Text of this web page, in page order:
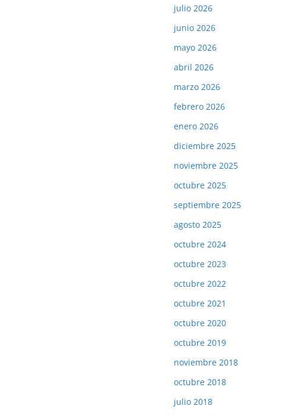
julio 2026
junio 2026
mayo 2026
abril 2026
marzo 2026
febrero 2026
enero 2026
diciembre 2025
noviembre 2025
octubre 2025
septiembre 2025
agosto 2025
octubre 2024
octubre 2023
octubre 2022
octubre 2021
octubre 2020
octubre 2019
noviembre 2018
octubre 2018
julio 2018